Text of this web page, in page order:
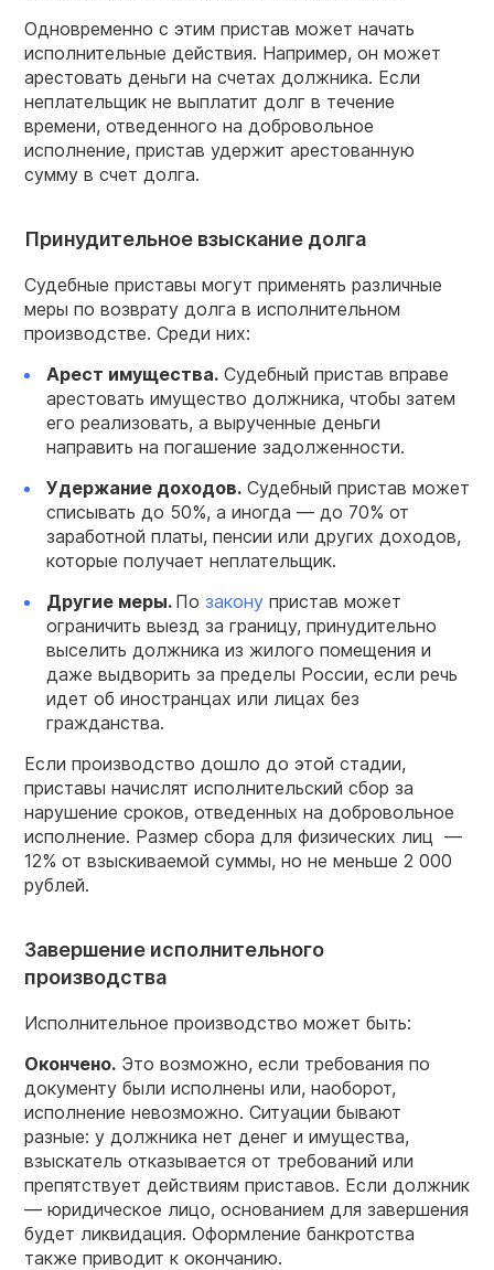
Одновременно с этим пристав может начать
исполнительные действия. Например, он может
арестовать деньги на счетах должника. Если
неплательщик не выплатит долг в течение
времени, отведенного на добровольное
исполнение, пристав удержит арестованную
сумму в счет долга.
Принудительное взыскание долга
Судебные приставы могут применять различные
меры по возврату долга в исполнительном
производстве. Среди них:
Арест имущества. Судебный пристав вправе
арестовать имущество должника, чтобы затем
его реализовать, а вырученные деньги
направить на погашение задолженности.
Удержание доходов. Судебный пристав может
списывать до 50%, а иногда — до 70% от
заработной платы, пенсии или других доходов,
которые получает неплательщик.
Другие меры. По закону пристав может
ограничить выезд за границу, принудительно
выселить должника из жилого помещения и
даже выдворить за пределы России, если речь
идет об иностранцах или лицах без
гражданства.
Если производство дошло до этой стадии,
приставы начислят исполнительский сбор за
нарушение сроков, отведенных на добровольное
исполнение. Размер сбора для физических лиц —
12% от взыскиваемой суммы, но не меньше 2 000
рублей.
Завершение исполнительного
производства
Исполнительное производство может быть:
Окончено. Это возможно, если требования по
документу были исполнены или, наоборот,
исполнение невозможно. Ситуации бывают
разные: у должника нет денег и имущества,
взыскатель отказывается от требований или
препятствует действиям приставов. Если должник
— юридическое лицо, основанием для завершения
будет ликвидация. Оформление банкротства
также приводит к окончанию.